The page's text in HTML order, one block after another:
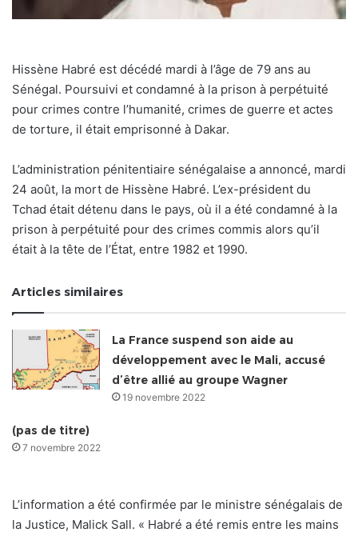
Hissène Habré est décédé mardi à l’âge de 79 ans au
Sénégal. Poursuivi et condamné à la prison à perpétuité
pour crimes contre l’humanité, crimes de guerre et actes
de torture, il était emprisonné à Dakar.
L’administration pénitentiaire sénégalaise a annoncé, mardi
24 août, la mort de Hissène Habré. L’ex-président du
Tchad était détenu dans le pays, où il a été condamné à la
prison à perpétuité pour des crimes commis alors qu’il
était à la tête de l’État, entre 1982 et 1990.
Articles similaires
La France suspend son aide au
développement avec le Mali, accusé
d’être allié au groupe Wagner
19 novembre 2022
(pas de titre)
7 novembre 2022
L’information a été confirmée par le ministre sénégalais de
la Justice, Malick Sall. « Habré a été remis entre les mains